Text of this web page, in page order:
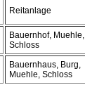
Reitanlage
Bauernhof, Muehle,
Schloss
Bauernhaus, Burg,
Muehle, Schloss